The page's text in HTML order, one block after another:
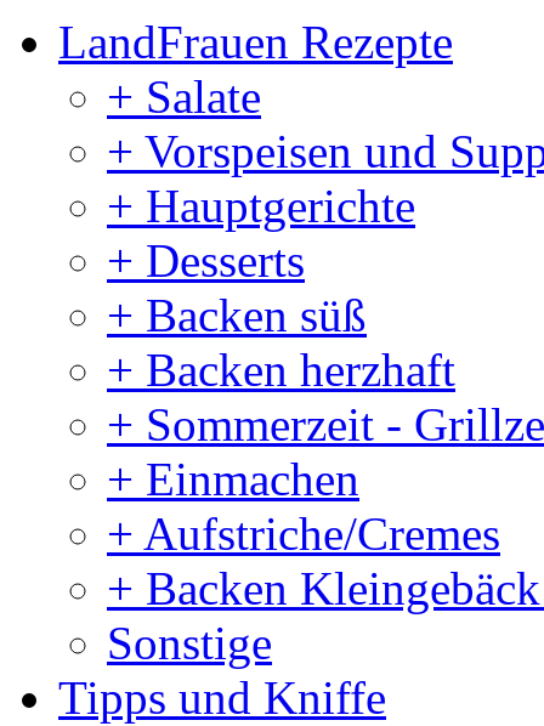
LandFrauen Rezepte
+ Salate
+ Vorspeisen und
+ Hauptgerichte
+ Desserts
+ Backen süß
+ Backen herzhaft
+ Sommerzeit -
+ Einmachen
+ Aufstriche/Cremes
+ Backen
Sonstige
Tipps und Kniffe